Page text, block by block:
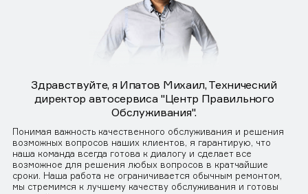
Здравствуйте, я Ипатов Михаил, Технический
директор автосервиса "Центр Правильного
Обслуживания".
Понимая важность качественного обслуживания и решения
возможных вопросов наших клиентов, я гарантирую, что
наша команда всегда готова к диалогу и сделает все
возможное для решения любых вопросов в кратчайшие
сроки. Наша работа не ограничивается обычным ремонтом,
мы стремимся к лучшему качеству обслуживания и готовы